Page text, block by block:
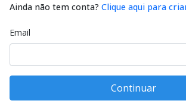
Ainda não tem conta? Clique aqui para
Email
Continuar